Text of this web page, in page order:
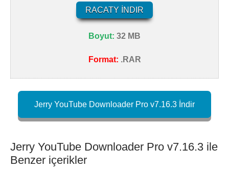
RACATY İNDIR
Boyut: 32 MB
Format: .RAR
Jerry YouTube Downloader Pro v7.16.3 İndir
Jerry YouTube Downloader Pro v7.16.3 ile
Benzer içerikler